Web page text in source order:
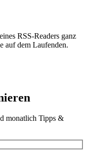
RSS-Readers ganz
auf dem Laufenden.
monatlich Tipps &